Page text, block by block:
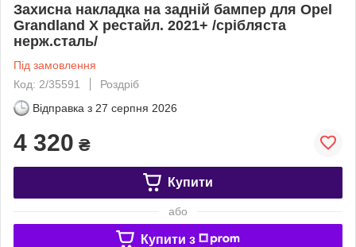
Захисна накладка на задній бампер для Opel
Grandland X рестайл. 2021+ /срібляста
нерж.сталь/
Під замовлення
Код: 2/35591
Роздріб
Відправка з 27 серпня 2026
4 320 ₴
Купити
або
Купити з